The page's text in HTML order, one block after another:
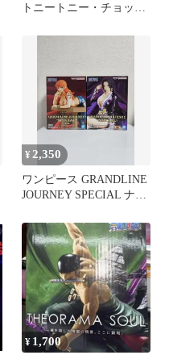
トニートニー・チョッパ
¥ 2,350
ワンピース GRANDLINE
JOURNEY SPECIAL ナミ
¥ 1,700